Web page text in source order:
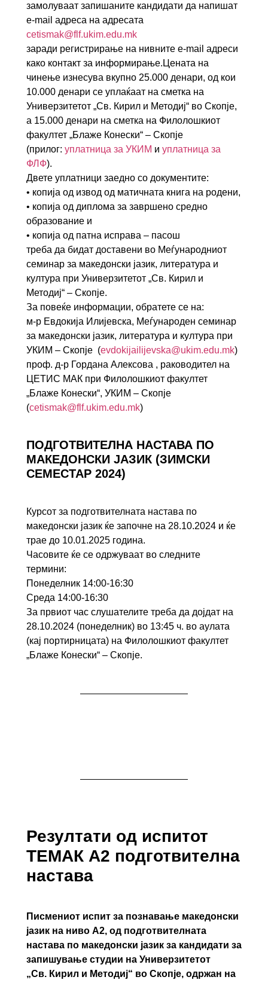
замолуваат запишаните кандидати да напишат
e-mail адреса на адресата
cetismak@flf.ukim.edu.mk
заради регистрирање на нивните e-mail адреси
како контакт за информирање.Цената на
чинење изнесува вкупно 25.000 денари, од кои
10.000 денари се уплаќаат на сметка на
Универзитетот „Св. Кирил и Методиј“ во Скопје,
а 15.000 денари на сметка на Филолошкиот
факултет „Блаже Конески“ – Скопје
(прилог: уплатница за УКИМ и уплатница за
ФЛФ).
Двете уплатници заедно со документите:
• копија од извод од матичната книга на родени,
• копија од диплома за завршено средно
образование и
• копија од патна исправа – пасош
треба да бидат доставени во Meѓународниот
семинар за македонски јазик, литература и
култура при Универзитетот „Св. Кирил и
Методиј“ – Скопје.
За повеќе информации, обратете се на:
м-р Евдокија Илијевска, Меѓународен семинар
за македонски јазик, литература и култура при
УКИМ – Скопје (evdokijailijevska@ukim.edu.mk)
проф. д-р Гордана Алексова , раководител на
ЦЕТИС МАК при Филолошкиот факултет
„Блаже Конески“, УКИМ – Скопје
(cetismak@flf.ukim.edu.mk)
ПОДГОТВИТЕЛНА НАСТАВА ПО
МАКЕДОНСКИ ЈАЗИК (ЗИМСКИ
СЕМЕСТАР 2024)
Курсот за подготвителната настава по
македонски јазик ќе започне на 28.10.2024 и ќе
трае до 10.01.2025 година.
Часовите ќе се одржуваат во следните
термини:
Понеделник 14:00-16:30
Среда 14:00-16:30
За првиот час слушателите треба да дојдат на
28.10.2024 (понеделник) во 13:45 ч. во аулата
(кај портирницата) на Филолошкиот факултет
„Блаже Конески“ – Скопје.
Резултати од испитот
ТЕМАК А2 подготвителна
настава
Писмениот испит за познавање македонски
јазик на ниво А2, од подготвителната
настава по македонски јазик за кандидати за
запишување студии на Универзитетот
„Св. Кирил и Методиј“ во Скопје, одржан на